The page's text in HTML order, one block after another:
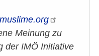
Meinung zu
der IMÖ Initiative